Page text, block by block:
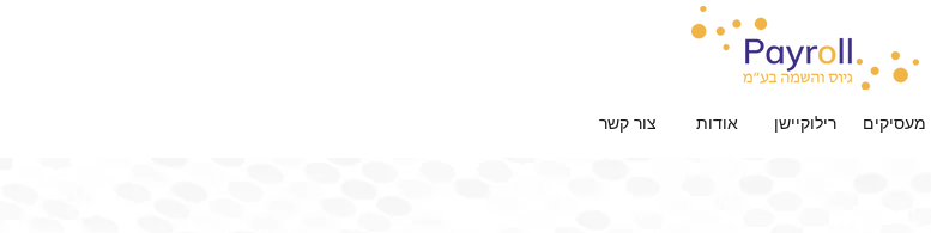
מעסיקים רילוקיישן אודות צור קשר